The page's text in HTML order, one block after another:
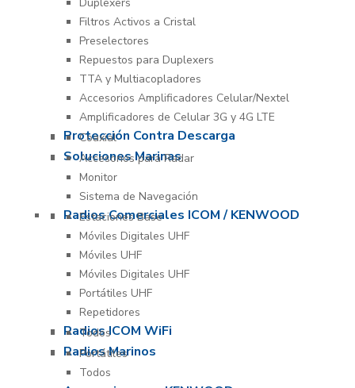
Filtros Activos a Cristal
Preselectores
Repuestos para Duplexers
TTA y Multiacopladores
Accesorios Amplificadores Celular/Nextel
Amplificadores de Celular 3G y 4G LTE
Protección Contra Descarga
Coaxial
Soluciones Marinas
Accesorios para Radar
Monitor
Sistema de Navegación
Radios Comerciales ICOM / KENWOOD
Estaciones Base
Móviles Digitales UHF
Móviles UHF
Móviles Digitales UHF
Portátiles UHF
Repetidores
Radios ICOM WiFi
Todos
Radios Marinos
Portátiles
Todos